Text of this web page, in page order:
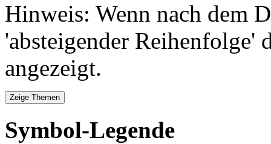
Hinweis: Wenn nach dem
'absteigender Reihenfolge'
angezeigt.
Symbol-Legende